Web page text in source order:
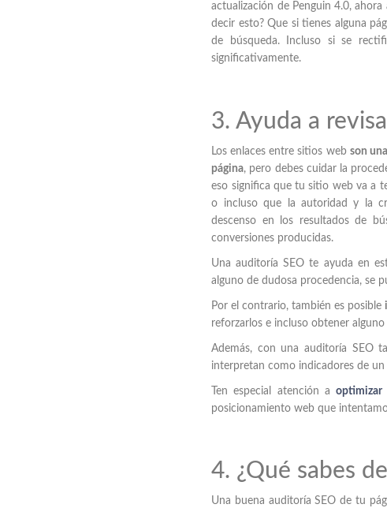
actualización de Penguin 4.0,
decir esto? Que si tienes alguna
de búsqueda. Incluso si se
significativamente.
3. Ayuda a
Los enlaces entre sitios web son
página, pero debes cuidar la
eso significa que tu sitio web va a
o incluso que la autoridad y la
descenso en los resultados de
conversiones producidas.
Una auditoría SEO te ayuda en
alguno de dudosa procedencia, se
Por el contrario, también es posible
reforzarlos e incluso obtener
Además, con una auditoría SEO
interpretan como indicadores de
Ten especial atención a
posicionamiento web que
4. ¿Qué sabes
Una buena auditoría SEO de tu